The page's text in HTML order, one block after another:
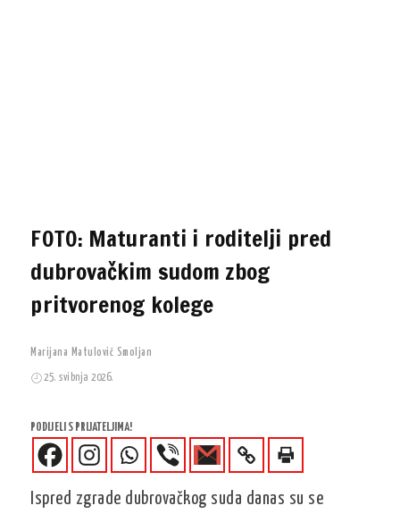
FOTO: Maturanti i roditelji pred
dubrovačkim sudom zbog
pritvorenog kolege
Marijana Matulović Smoljan
25. svibnja 2026.
PODIJELI S PRIJATELJIMA!
Ispred zgrade dubrovačkog suda danas su se